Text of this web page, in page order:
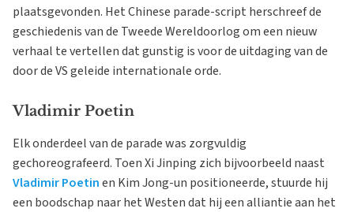
plaatsgevonden. Het Chinese parade-script herschreef de
geschiedenis van de Tweede Wereldoorlog om een nieuw
verhaal te vertellen dat gunstig is voor de uitdaging van de
door de VS geleide internationale orde.
Vladimir Poetin
Elk onderdeel van de parade was zorgvuldig
gechoreografeerd. Toen Xi Jinping zich bijvoorbeeld naast
Vladimir Poetinen Kim Jong-un positioneerde, stuurde hij
een boodschap naar het Westen dat hij een alliantie aan het